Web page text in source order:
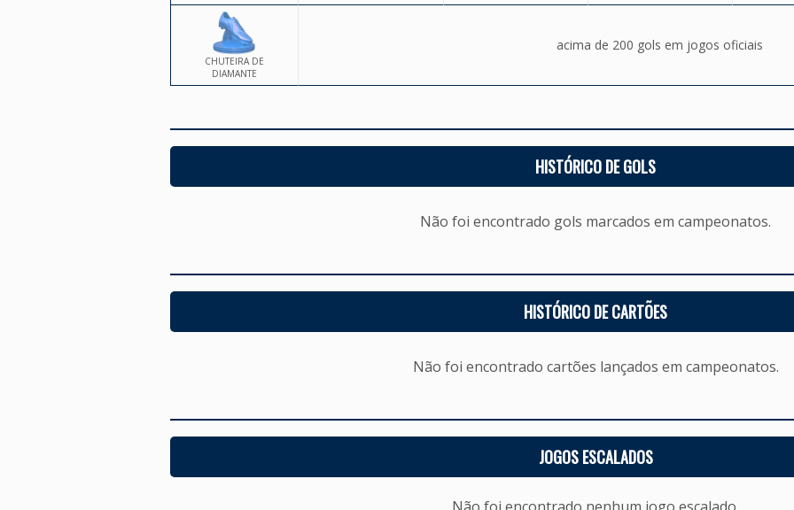
CHUTEIRA DE
DIAMANTE
acima de 200 gols em jogos oficiais
HISTÓRICO DE GOLS
Não foi encontrado gols marcados em campeonatos.
HISTÓRICO DE CARTÕES
Não foi encontrado cartões lançados em campeonatos.
JOGOS ESCALADOS